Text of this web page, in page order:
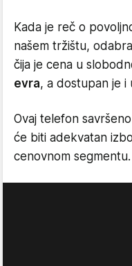
Kada je reč o
našem tržištu,
čija je cena u
evra, a dostupan je i
Ovaj telefon
će biti adekvatan
cenovnom segmentu.